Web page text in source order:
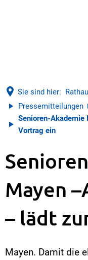
Sie sind hier:
Pressemitteilungen
Senioren-
Vortrag ein
Mayen
– lädt
Mayen. Damit die